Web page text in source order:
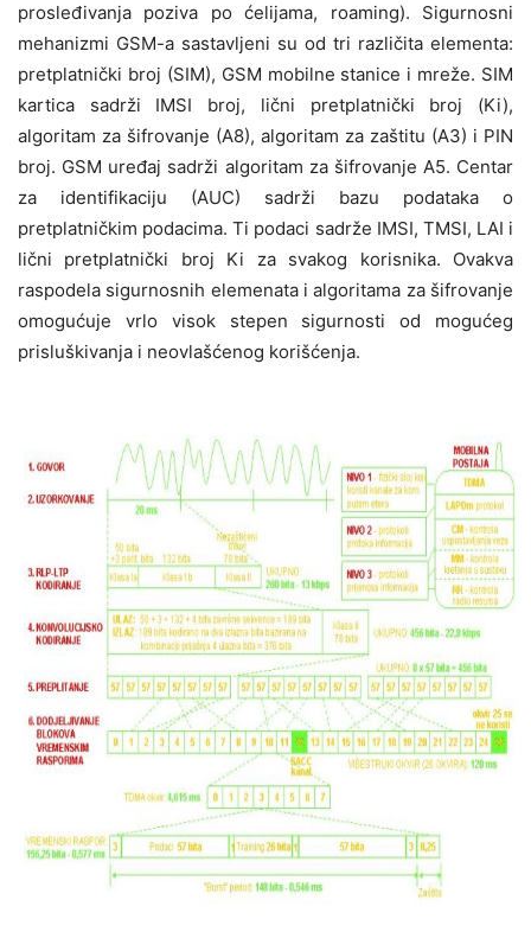
prosleđivanja poziva po ćelijama, roaming). Sigurnosni
mehanizmi GSM-a sastavljeni su od tri različita elementa:
pretplatnički broj (SIM), GSM mobilne stanice i mreže. SIM
kartica sadrži IMSI broj, lični pretplatnički broj (Ki),
algoritam za šifrovanje (A8), algoritam za zaštitu (A3) i PIN
broj. GSM uređaj sadrži algoritam za šifrovanje A5. Centar
za identifikaciju (AUC) sadrži bazu podataka o
pretplatničkim podacima. Ti podaci sadrže IMSI, TMSI, LAI i
lični pretplatnički broj Ki za svakog korisnika. Ovakva
raspodela sigurnosnih elemenata i algoritama za šifrovanje
omogućuje vrlo visok stepen sigurnosti od mogućeg
prisluškivanja i neovlašćenog korišćenja.